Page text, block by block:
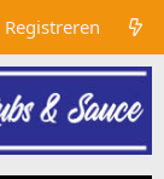
Registreren